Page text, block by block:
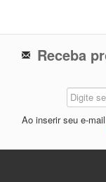
Receba
Ao inserir seu e-